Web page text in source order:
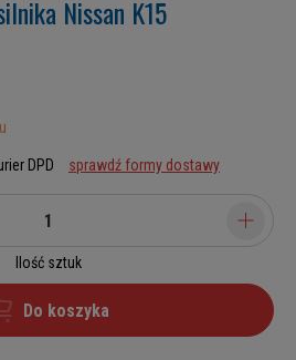
Nissan K15
DPD sprawdź formy dostawy
Ilość sztuk
Do koszyka